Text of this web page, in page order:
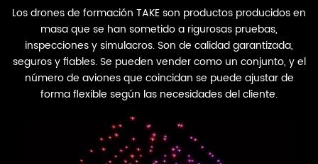
Los drones de formación TAKE son productos producidos en
masa que se han sometido a rigurosas pruebas,
inspecciones y simulacros. Son de calidad garantizada,
seguros y fiables. Se pueden vender como un conjunto, y el
número de aviones que coincidan se puede ajustar de
forma flexible según las necesidades del cliente.